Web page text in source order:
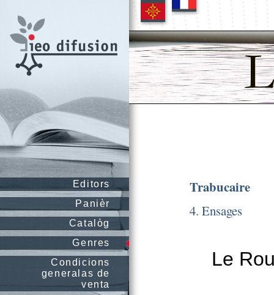
Editors
Panièr
Catalòg
Genres
Condicions
generalas de
venta
Trabucaire
4. Ensages
Le